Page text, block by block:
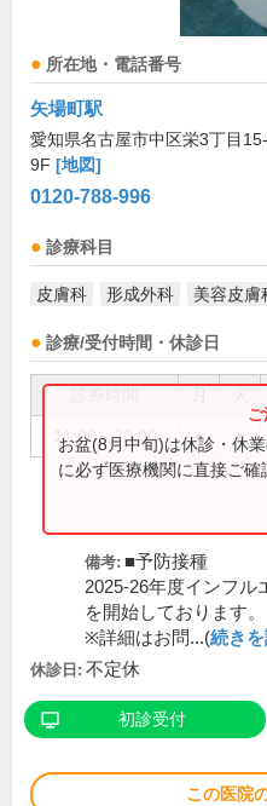
所在地・電話番号
矢場町駅
愛知県名古屋市中区栄3丁目
9F [地図]
0120-788-996
診療科目
皮膚科 形成外科 美容皮膚
診療/受付時間・休診日
11:00～20:00 ● ●
お盆(8月中旬)は休診・休
に必ず医療機関に直接ご確
備考: ■予防接種
2025-26年度インフル
を開始しております。
※詳細はお問...(続き
休診日: 不定休
初診受付
この医院